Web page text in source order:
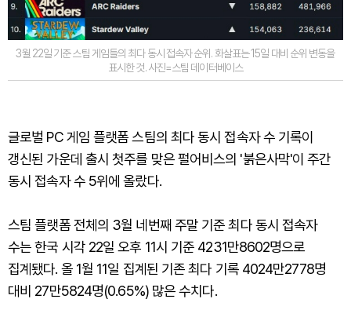
3월 22일 기준 스팀 게임들의 최다 동시 접속자 순위. 화살표는 15일 대비 순위 변동을
표시한 것. 사진=스팀 데이터베이스
글로벌 PC 게임 플랫폼 스팀의 최다 동시 접속자 수 기록이
갱신된 가운데 출시 첫주를 맞은 펄어비스의 '붉은사막'이 주간
동시 접속자 수 5위에 올랐다.
스팀 플랫폼 전체의 3월 네번째 주말 기준 최다 동시 접속자
수는 한국 시각 22일 오후 11시 기준 4231만8602명으로
집계됐다. 올 1월 11일 집계된 기존 최다 기록 4024만2778명
대비 27만5824명(0.65%) 많은 수치다.